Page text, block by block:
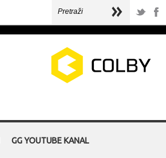
GG YOUTUBE KANAL